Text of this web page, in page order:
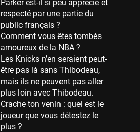
52 sessions
Atlanta Hawks
45 sessions
Chicago Bulls
41 sessions
Memphis Grizzlies
39 sessions
Cleveland Cavaliers
38 sessions
Parker est-il si peu apprécie et
respecté par une partie du
public français ?
Comment vous êtes tombés
amoureux de la NBA ?
Les Knicks n’en seraient peut-
être pas là sans Thibodeau,
mais ils ne peuvent pas aller
plus loin avec Thibodeau.
Crache ton venin : quel est le
joueur que vous détestez le
plus ?